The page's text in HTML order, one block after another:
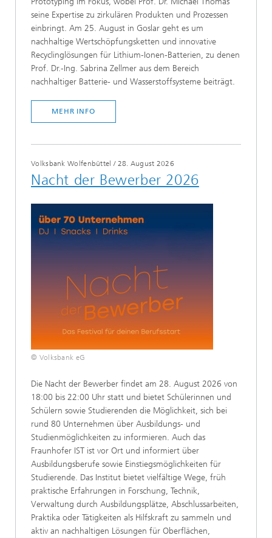
seine Expertise zu zirkulären Produkten und Prozessen
einbringt. Am 25. August in Goslar geht es um
nachhaltige Wertschöpfungsketten und innovative
Recyclinglösungen für Lithium-Ionen-Batterien, zu denen
Prof. Dr.-Ing. Sabrina Zellmer aus dem Bereich
nachhaltiger Batterie- und Wasserstoffsysteme beiträgt.
MEHR INFO
Volksbank Wolfenbüttel / 28. August 2026
Nacht der Bewerber 2026
© Volksbank eG
Die Nacht der Bewerber findet am 28. August 2026 von
18:00 bis 22:00 Uhr statt und bietet Schülerinnen und
Schülern sowie Studierenden die Möglichkeit, sich bei
rund 80 Unternehmen über Ausbildungs- und
Studienmöglichkeiten zu informieren. Auch das
Fraunhofer IST ist vor Ort und informiert über
Ausbildungsberufe sowie Einstiegsmöglichkeiten für
Studierende. Das Institut bietet vielfältige Wege, früh
praktische Erfahrungen in Forschung, Technik,
Verwaltung durch Ausbildungsplätze, Abschlussarbeiten,
Praktika oder Tätigkeiten als Hilfskraft zu sammeln und
aktiv an nachhaltigen Lösungen für Oberflächen,